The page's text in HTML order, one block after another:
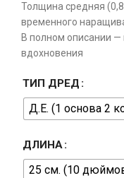
Толщина средняя
временного
В полном описании —
вдохновения
ТИП ДРЕД
Д.Е. (1 основа 2
ДЛИНА
25 см. (10